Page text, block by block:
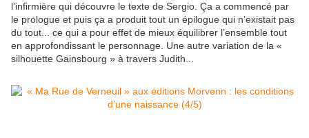
l’infirmière qui découvre le texte de Sergio. Ça a commencé par
le prologue et puis ça a produit tout un épilogue qui n’existait pas
du tout... ce qui a pour effet de mieux équilibrer l’ensemble tout
en approfondissant le personnage. Une autre variation de la «
silhouette Gainsbourg » à travers Judith...